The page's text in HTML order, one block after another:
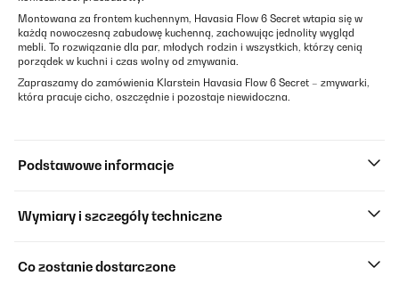
Montowana za frontem kuchennym, Havasia Flow 6 Secret wtapia się w
każdą nowoczesną zabudowę kuchenną, zachowując jednolity wygląd
mebli. To rozwiązanie dla par, młodych rodzin i wszystkich, którzy cenią
porządek w kuchni i czas wolny od zmywania.
Zapraszamy do zamówienia Klarstein Havasia Flow 6 Secret – zmywarki,
która pracuje cicho, oszczędnie i pozostaje niewidoczna.
Podstawowe informacje
Wymiary i szczegóły techniczne
Co zostanie dostarczone